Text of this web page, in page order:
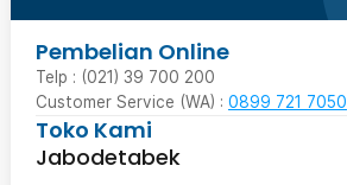
Pembelian Online
Telp : (021) 39 700 200
Customer Service (WA) : 0899 721 7050
Toko Kami
Jabodetabek